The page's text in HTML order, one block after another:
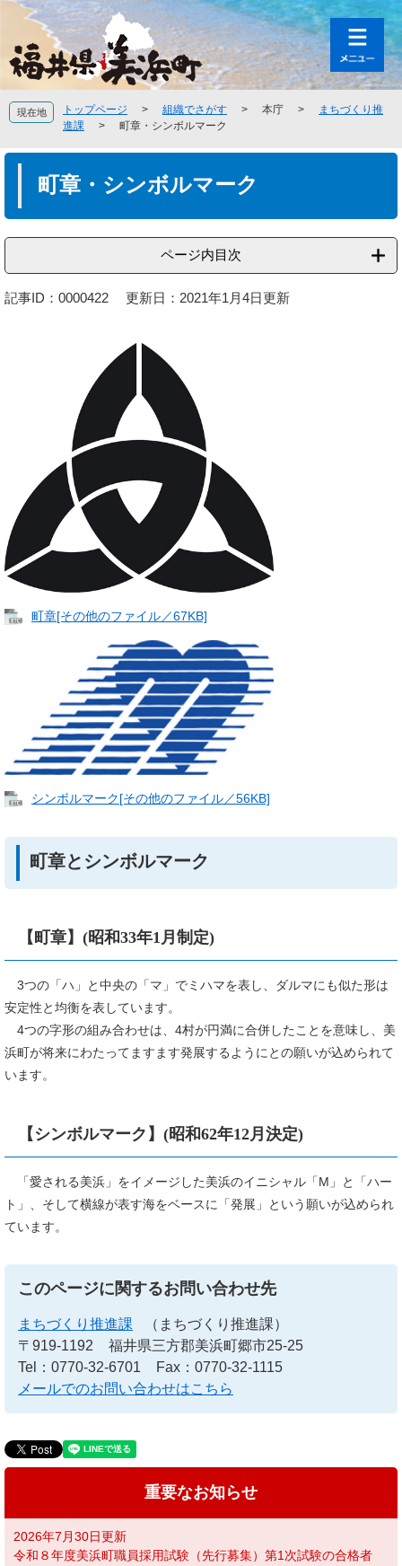
の
頭
で
。
ー
飛
ば
て
へ
現在地 トップページ > 組織でさがす > 本庁 >
まちづくり推
進課
> 町章・シンボルマーク
町章・シンボルマーク
ページ内目次
記事ID：0000422 更新日：2021年1月4日更新
町章[その他のファイル／67KB]
シンボルマーク[その他のファイル／56KB]
町章とシンボルマーク
【町章】(昭和33年1月制定)
3つの「ハ」と中央の「マ」でミハマを表し、ダルマにも似た形は
安定性と均衡を表しています。
4つの字形の組み合わせは、4村が円満に合併したことを意味し、美
浜町が将来にわたってますます発展するようにとの願いが込められて
います。
【シンボルマーク】(昭和62年12月決定)
「愛される美浜」をイメージした美浜のイニシャル「M」と「ハー
ト」、そして横線が表す海をベースに「発展」という願いが込められ
ています。
このページに関するお問い合わせ先
まちづくり推進課
（まちづくり推進課）
〒919-1192
福井県三方郡美浜町郷市25-25
Tel：0770-32-6701
Fax：0770-32-1115
メールでのお問い合わせはこちら
重要なお知らせ
2026年7月30日更新
令和８年度美浜町職員採用試験（先行募集）第1次試験の合格者